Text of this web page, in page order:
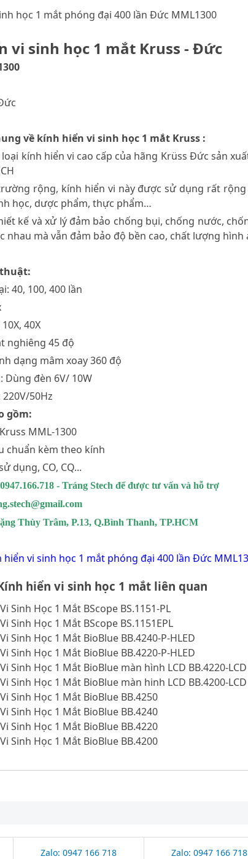
học 1 mắt phóng đại 400 lần Đức MML1300
vi sinh học 1 mắt Kruss - Đức
về kính hiển vi sinh học 1 mắt Kruss :
loại kính hiển vi cao cấp của hãng Krüss Đức sản
rộng, kính hiển vi này được sử dụng rất
học, dược phẩm, thực phẩm…
kế và xử lý đảm bảo chống bụi, chống nước,
nhau mà vẫn đảm bảo độ bền cao, chất lượng
40, 100, 400 lần
40X
nghiêng 45 độ
dạng mâm xoay 360 độ
Dùng đèn 6V/ 10W
50Hz
gồm:
MML-1300
chuẩn kèm theo kính
dụng, CO, CQ...
- Tráng Stech để được tư vấn và hỗ trợ
Thùy Trâm, P.13, Q.Bình Thanh, TP.HCM
hiển vi sinh học 1 mắt phóng đại 400 lần Đức
hiển vi sinh học 1 mắt liên quan
Sinh Học 1 Mắt BScope BS.1151-PL
Sinh Học 1 Mắt BScope BS.1151EPL
Sinh Học 1 Mắt BioBlue BB.4240-P-HLED
Sinh Học 1 Mắt BioBlue BB.4220-P-HLED
Sinh Học 1 Mắt BioBlue màn hình LCD BB.4220-LCD
Sinh Học 1 Mắt BioBlue màn hinh LCD BB.4200-LCD
Sinh Học 1 Mắt BioBlue BB.4250
Sinh Học 1 Mắt BioBlue BB.4240
Sinh Học 1 Mắt BioBlue BB.4220
Sinh Học 1 Mắt BioBlue BB.4200
Zalo: 0947 166 718 Zalo: 0947 166 718